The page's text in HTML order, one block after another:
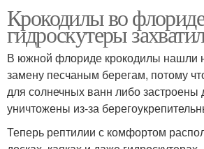
Крокодилы во
гидроскутеры
В южной флориде крокодилы нашли
замену песчаным берегам, потому
для солнечных ванн либо
уничтожены из-за
Теперь рептилии с комфортом